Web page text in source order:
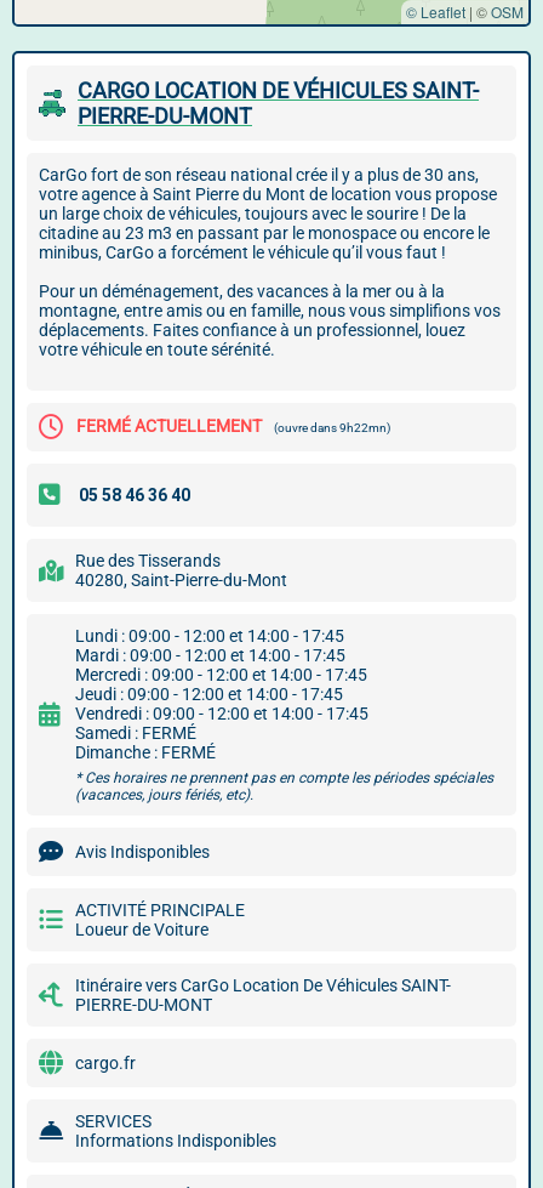
© Leaflet | ©OSM
CARGO LOCATION DE VÉHICULES SAINT-
PIERRE-DU-MONT
CarGo fort de son réseau national crée il y a plus de 30 ans,
votre agence à Saint Pierre du Mont de location vous propose
un large choix de véhicules, toujours avec le sourire ! De la
citadine au 23 m3 en passant par le monospace ou encore le
minibus, CarGo a forcément le véhicule qu’il vous faut !
Pour un déménagement, des vacances à la mer ou à la
montagne, entre amis ou en famille, nous vous simplifions vos
déplacements. Faites confiance à un professionnel, louez
votre véhicule en toute sérénité.
FERMÉ ACTUELLEMENT (ouvre dans 9h22mn)
Rue des Tisserands
40280, Saint-Pierre-du-Mont
Lundi : 09:00 - 12:00 et 14:00 - 17:45
Mardi : 09:00 - 12:00 et 14:00 - 17:45
Mercredi : 09:00 - 12:00 et 14:00 - 17:45
Jeudi : 09:00 - 12:00 et 14:00 - 17:45
Vendredi : 09:00 - 12:00 et 14:00 - 17:45
Samedi : FERMÉ
Dimanche : FERMÉ
* Ces horaires ne prennent pas en compte les périodes spéciales
(vacances, jours fériés, etc).
Avis Indisponibles
ACTIVITÉ PRINCIPALE
Loueur de Voiture
Itinéraire vers CarGo Location De Véhicules SAINT-
PIERRE-DU-MONT
cargo.fr
SERVICES
Informations Indisponibles